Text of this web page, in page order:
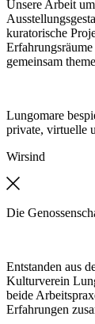
Unsere Arbeit
kuratorische
gemeinsam
Lungomare
private, virtuelle
Wirsind
Die
Entstanden aus
Kulturverein
beide
Erfahrungen